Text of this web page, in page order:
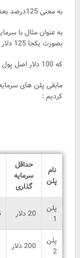
به معنی 125درصد بعد از 5 روز
بصورت یکجا 125 دلار بما پرداخت شده،.
که 100 دلار اصل پول و 25دلار سود خالص آن می‌شود.
مابقی پلن های
کردیم :
نام
پلن
حداقل
سرمایه
گذاری
پلن
1
20 دلار
پلن
2
200 دلار